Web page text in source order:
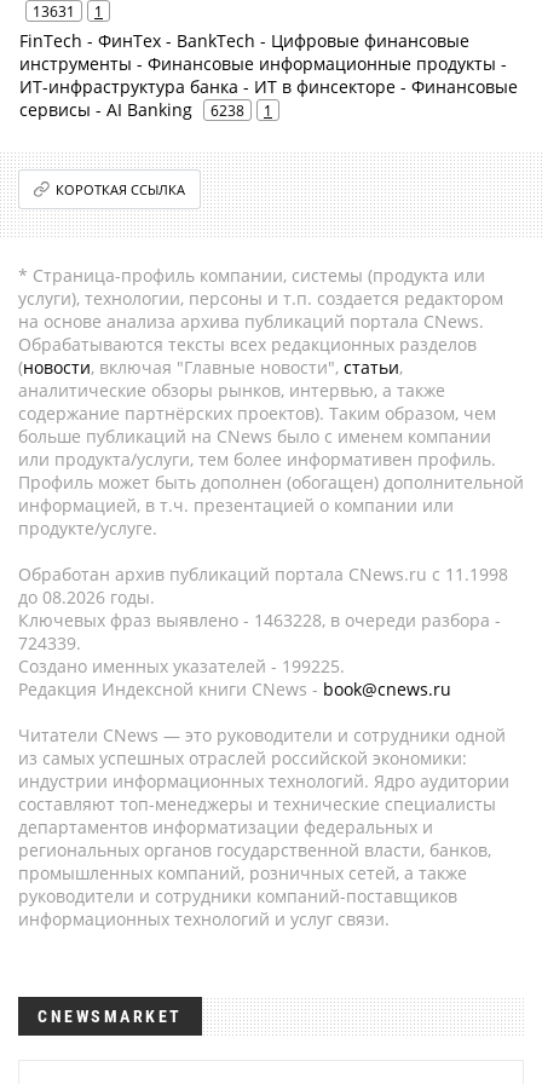
13631 1
FinTech - ФинТех - BankTech - Цифровые финансовые
инструменты - Финансовые информационные продукты -
ИТ-инфраструктура банка - ИТ в финсекторе - Финансовые
сервисы - AI Banking
6238 1
КОРОТКАЯ ССЫЛКА
* Страница-профиль компании, системы (продукта или
услуги), технологии, персоны и т.п. создается редактором
на основе анализа архива публикаций портала CNews.
Обрабатываются тексты всех редакционных разделов
(новости, включая "Главные новости", статьи,
аналитические обзоры рынков, интервью, а также
содержание партнёрских проектов). Таким образом, чем
больше публикаций на CNews было с именем компании
или продукта/услуги, тем более информативен профиль.
Профиль может быть дополнен (обогащен) дополнительной
информацией, в т.ч. презентацией о компании или
продукте/услуге.
Обработан архив публикаций портала CNews.ru c 11.1998
до 08.2026 годы.
Ключевых фраз выявлено - 1463228, в очереди разбора -
724339.
Создано именных указателей - 199225.
Редакция Индексной книги CNews - book@cnews.ru
Читатели CNews — это руководители и сотрудники одной
из самых успешных отраслей российской экономики:
индустрии информационных технологий. Ядро аудитории
составляют топ-менеджеры и технические специалисты
департаментов информатизации федеральных и
региональных органов государственной власти, банков,
промышленных компаний, розничных сетей, а также
руководители и сотрудники компаний-поставщиков
информационных технологий и услуг связи.
CNEWSMARKET